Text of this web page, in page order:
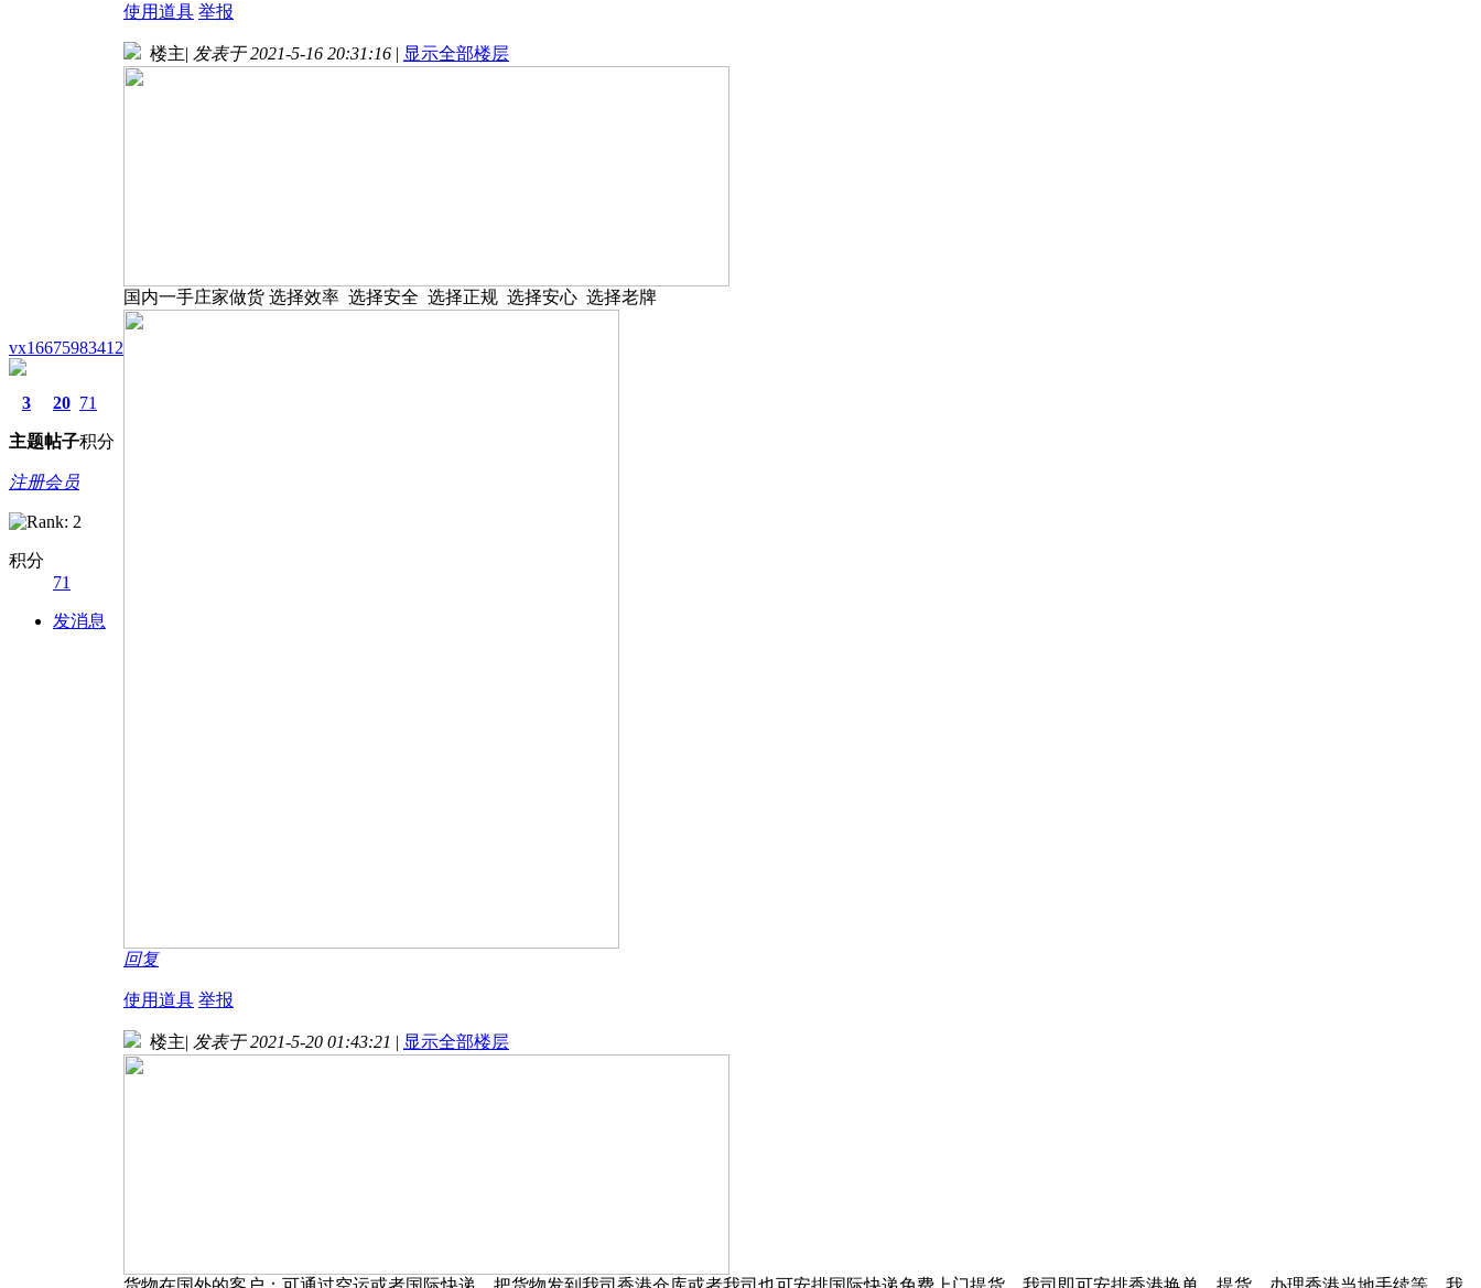
使用道具 举报
vx16675983412
3
主题
20
帖子
71
积分
注册会员
积分
71
发消息
楼主| 发表于 2021-5-16 20:31:16 | 显示全部楼层
国内一手庄家做货 选择效率 选择安全 选择正规 选择安心 选择老牌
回复
使用道具 举报
楼主| 发表于 2021-5-20 01:43:21 | 显示全部楼层